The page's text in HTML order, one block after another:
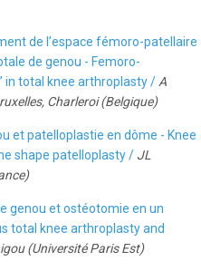
de l’espace fémoro-patellaire
de genou - Femoro-
in total knee arthroplasty / A
Charleroi (Belgique)
et patelloplastie en dôme - Knee
shape patelloplasty / JL
genou et ostéotomie en un
total knee arthroplasty and
(Université Paris Est)